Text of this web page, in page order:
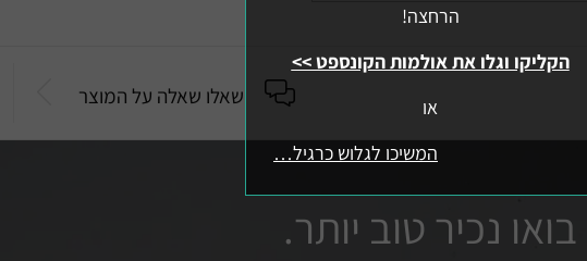
שאלו שאלה על המוצר
בואו נכיר טוב יותר.
הרחצה!
הקליקו וגלו את אולמות הקונספט >>
או
המשיכו לגלוש כרגיל…